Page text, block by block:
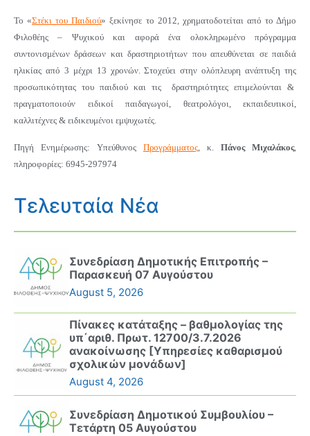
Το«Στέκι του Παιδιού» ξεκίνησε το 2012, χρηματοδοτείται από το Δήμο
Φιλοθέης – Ψυχικού και αφορά ένα ολοκληρωμένο πρόγραμμα
συντονισμένων δράσεων και δραστηριοτήτων που απευθύνεται σε παιδιά
ηλικίας από 3 μέχρι 13 χρονών. Στοχεύει στην ολόπλευρη ανάπτυξη της
προσωπικότητας του παιδιού και τιςδραστηριότητες επιμελούνται &
πραγματοποιούν ειδικοί παιδαγωγοί, θεατρολόγοι, εκπαιδευτικοί,
καλλιτέχνες & ειδικευμένοι εμψυχωτές.
Πηγή Ενημέρωσης: Υπεύθυνος Προγράμματος , κ. Πάνος Μιχαλάκος,
πληροφορίες: 6945-297974
Τελευταία Νέα
Συνεδρίαση Δημοτικής Επιτροπής –
Παρασκευή 07 Αυγούστου
August 5, 2026
Πίνακες κατάταξης – βαθμολογίας της
υπ΄αριθ. Πρωτ. 12700/3.7.2026
ανακοίνωσης [Υπηρεσίες καθαρισμού
σχολικών μονάδων]
August 4, 2026
Συνεδρίαση Δημοτικού Συμβουλίου –
Τετάρτη 05 Αυγούστου